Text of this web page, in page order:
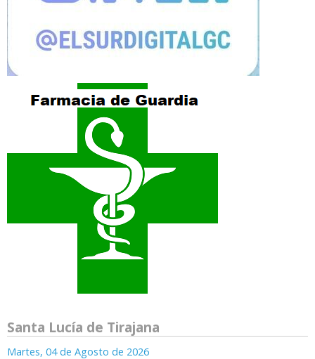
Santa Lucía de Tirajana
Martes, 04 de Agosto de 2026